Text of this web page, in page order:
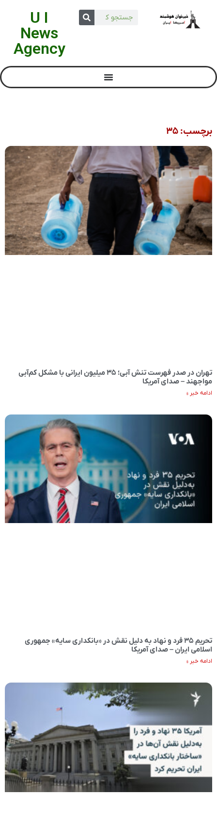
U I
News
Agency
برچسب: ۳۵
تهران در صدر فهرست تنش آبی؛ ۳۵ میلیون ایرانی با مشکل کم‌آبی
مواجهند – صدای آمریکا
ادامه خبر »
تحریم ۳۵ فرد و نهاد به ‌دلیل نقش در «بانکداری سایه» جمهوری
اسلامی ایران – صدای آمریکا
ادامه خبر »